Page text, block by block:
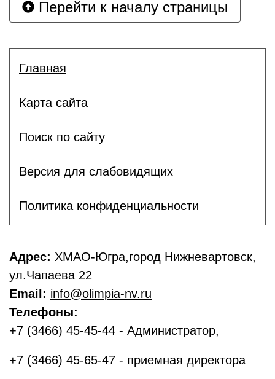
Перейти к началу страницы
Главная
Карта сайта
Поиск по сайту
Версия для слабовидящих
Политика конфиденциальности
Адрес: ХМАО-Югра,город Нижневартовск,
ул.Чапаева 22
Email: info@olimpia-nv.ru
Телефоны:
+7 (3466) 45-45-44 - Администратор,
+7 (3466) 45-65-47 - приемная директора